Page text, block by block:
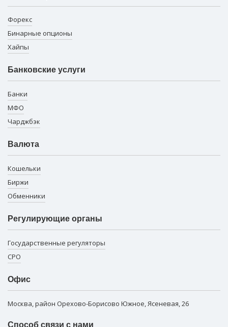
Форекс
Бинарные опционы
Хайпы
Банковские услуги
Банки
МФО
Чарджбэк
Валюта
Кошельки
Биржи
Обменники
Регулирующие органы
Государственные регуляторы
СРО
Офис
Москва, район Орехово-Борисово Южное, Ясеневая, 26
Способ связи с нами